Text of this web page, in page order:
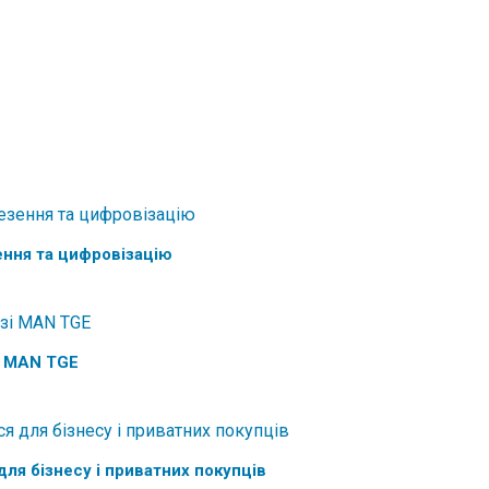
та цифровізацію
TGE
бізнесу і приватних покупців